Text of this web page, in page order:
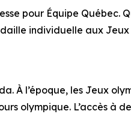
pour Équipe Québec.
individuelle aux Jeux
À l’époque, les Jeux
olympique. L’accès à